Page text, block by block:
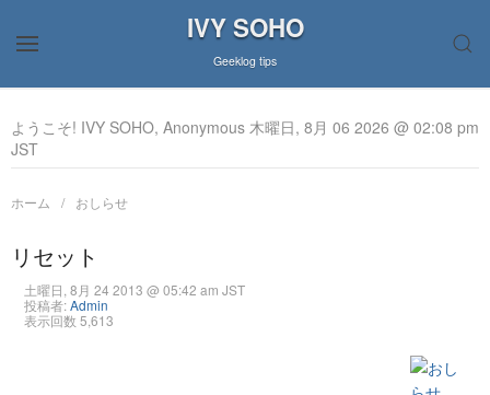
IVY SOHO
Geeklog tips
ようこそ! IVY SOHO, Anonymous 木曜日, 8月 06 2026 @ 02:08 pm
JST
ホーム おしらせ
リセット
土曜日, 8月 24 2013 @ 05:42 am JST
投稿者:Admin
表示回数 5,613